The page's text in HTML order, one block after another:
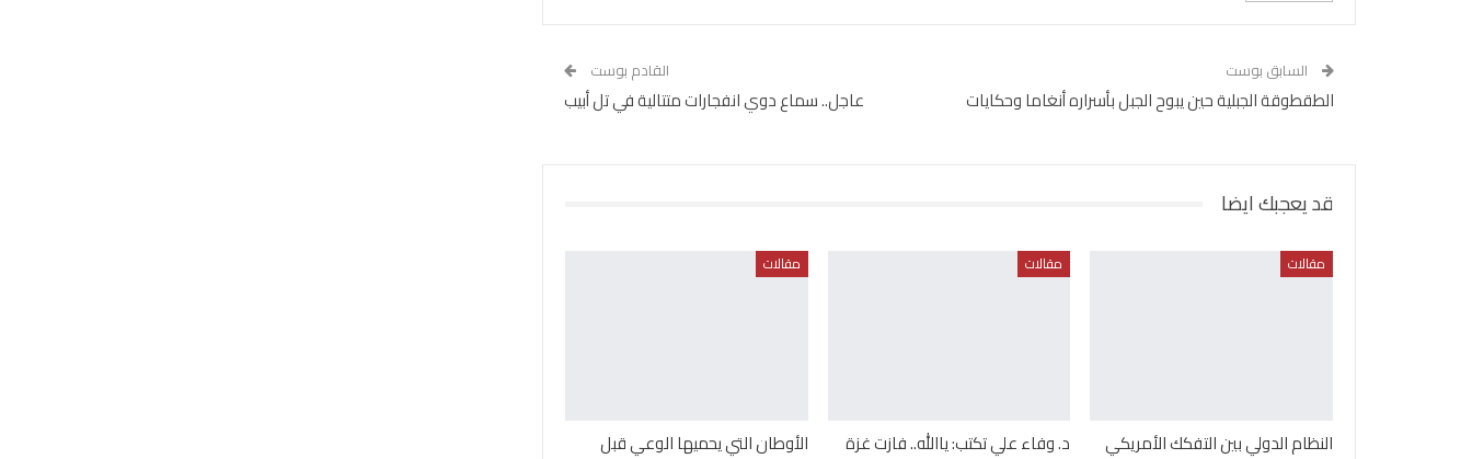
السابق بوست
الطقطوقة الجبلية حين يبوح الجبل بأسراره أنغاما وحكايات
القادم بوست
عاجل.. سماع دوي انفجارات متتالية في تل أبيب
قد يعجبك ايضا
مقالات
النظام الدولي بين التفكك الأمريكي
مقالات
د. وفاء علي تكتب: ياالله.. فازت غزة
مقالات
الأوطان التي يحميها الوعي قبل